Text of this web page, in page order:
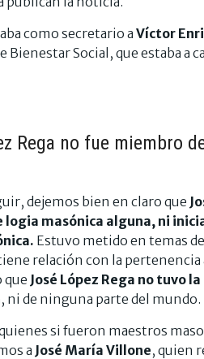
como secretario aVíctor
Bienestar Social, que estaba a
Rega no fue miembro
dejemos bien en claro que
logia masónica alguna, ni
Estuvo metido en temas
relación con la
que José López Rega no tuvo
ni de ninguna parte del mundo.
si fueron maestros
a José María Villone, quien